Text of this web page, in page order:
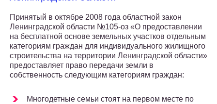
Принятый в октябре 2008 года областной закон
Ленинградской области №105-оз «О предоставлении
на бесплатной основе земельных участков отдельным
категориям граждан для индивидуального жилищного
строительства на территории Ленинградской области»
предоставляет право передачи земли в
собственность следующим категориям граждан:
Многодетные семьи стоят на первом месте по